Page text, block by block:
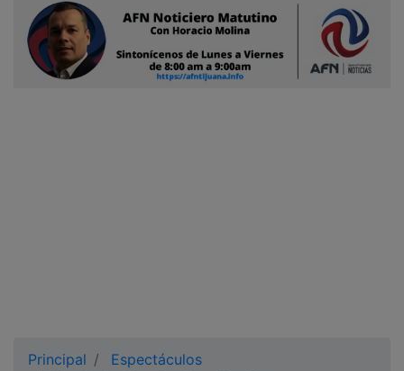
Principal
Espectáculos
Reportero
Ciudadano